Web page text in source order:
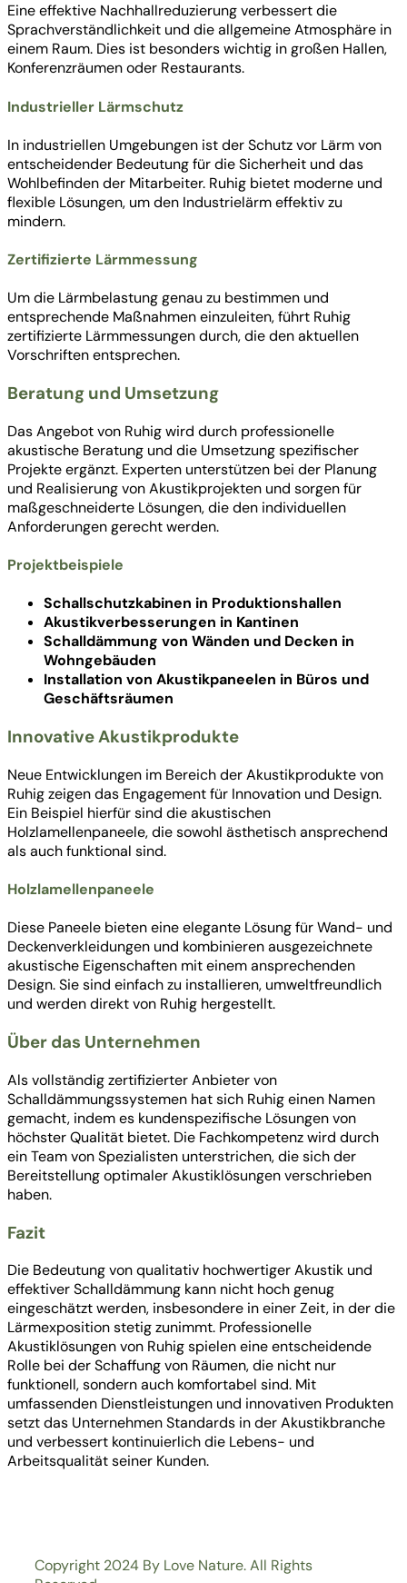
Eine effektive Nachhallreduzierung verbessert die
Sprachverständlichkeit und die allgemeine Atmosphäre in
einem Raum. Dies ist besonders wichtig in großen Hallen,
Konferenzräumen oder Restaurants.
Industrieller Lärmschutz
In industriellen Umgebungen ist der Schutz vor Lärm von
entscheidender Bedeutung für die Sicherheit und das
Wohlbefinden der Mitarbeiter. Ruhig bietet moderne und
flexible Lösungen, um den Industrielärm effektiv zu
mindern.
Zertifizierte Lärmmessung
Um die Lärmbelastung genau zu bestimmen und
entsprechende Maßnahmen einzuleiten, führt Ruhig
zertifizierte Lärmmessungen durch, die den aktuellen
Vorschriften entsprechen.
Beratung und Umsetzung
Das Angebot von Ruhig wird durch professionelle
akustische Beratung und die Umsetzung spezifischer
Projekte ergänzt. Experten unterstützen bei der Planung
und Realisierung von Akustikprojekten und sorgen für
maßgeschneiderte Lösungen, die den individuellen
Anforderungen gerecht werden.
Projektbeispiele
Schallschutzkabinen in Produktionshallen
Akustikverbesserungen in Kantinen
Schalldämmung von Wänden und Decken in
Wohngebäuden
Installation von Akustikpaneelen in Büros und
Geschäftsräumen
Innovative Akustikprodukte
Neue Entwicklungen im Bereich der Akustikprodukte von
Ruhig zeigen das Engagement für Innovation und Design.
Ein Beispiel hierfür sind die akustischen
Holzlamellenpaneele, die sowohl ästhetisch ansprechend
als auch funktional sind.
Holzlamellenpaneele
Diese Paneele bieten eine elegante Lösung für Wand- und
Deckenverkleidungen und kombinieren ausgezeichnete
akustische Eigenschaften mit einem ansprechenden
Design. Sie sind einfach zu installieren, umweltfreundlich
und werden direkt von Ruhig hergestellt.
Über das Unternehmen
Als vollständig zertifizierter Anbieter von
Schalldämmungssystemen hat sich Ruhig einen Namen
gemacht, indem es kundenspezifische Lösungen von
höchster Qualität bietet. Die Fachkompetenz wird durch
ein Team von Spezialisten unterstrichen, die sich der
Bereitstellung optimaler Akustiklösungen verschrieben
haben.
Fazit
Die Bedeutung von qualitativ hochwertiger Akustik und
effektiver Schalldämmung kann nicht hoch genug
eingeschätzt werden, insbesondere in einer Zeit, in der die
Lärmexposition stetig zunimmt. Professionelle
Akustiklösungen von Ruhig spielen eine entscheidende
Rolle bei der Schaffung von Räumen, die nicht nur
funktionell, sondern auch komfortabel sind. Mit
umfassenden Dienstleistungen und innovativen Produkten
setzt das Unternehmen Standards in der Akustikbranche
und verbessert kontinuierlich die Lebens- und
Arbeitsqualität seiner Kunden.
Copyright 2024 By Love Nature. All Rights